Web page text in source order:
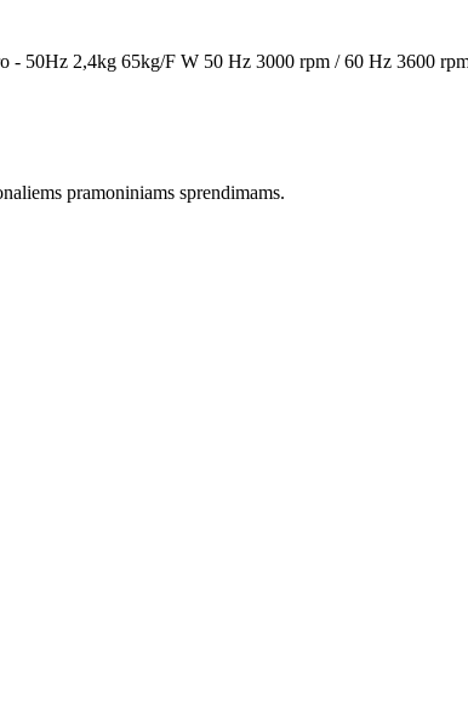
- 50Hz 2,4kg 65kg/F W 50 Hz 3000 rpm / 60 Hz 3600
pramoniniams sprendimams.